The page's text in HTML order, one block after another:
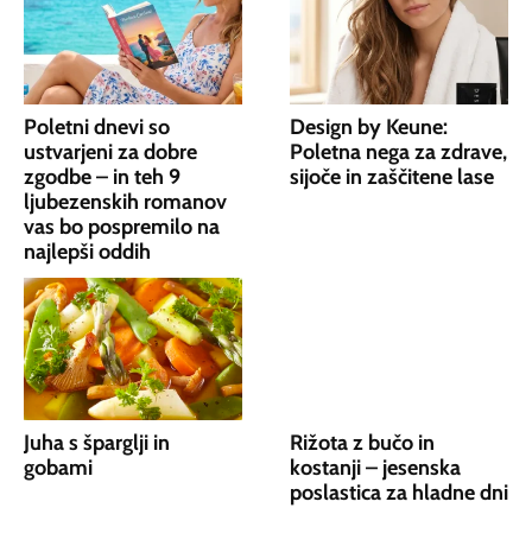
Poletni dnevi so
ustvarjeni za dobre
zgodbe – in teh 9
ljubezenskih romanov
vas bo pospremilo na
najlepši oddih
Design by Keune:
Poletna nega za zdrave,
sijoče in zaščitene lase
Juha s šparglji in
gobami
Rižota z bučo in
kostanji – jesenska
poslastica za hladne dni